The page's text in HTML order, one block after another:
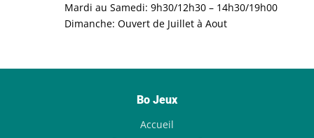
Mardi au Samedi: 9h30/12h30 – 14h30/19h00
Dimanche: Ouvert de Juillet à Aout
Bo Jeux
Accueil